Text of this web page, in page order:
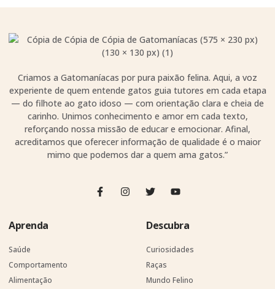
Criamos a Gatomaníacas por pura paixão felina. Aqui, a voz
experiente de quem entende gatos guia tutores em cada etapa
— do filhote ao gato idoso — com orientação clara e cheia de
carinho. Unimos conhecimento e amor em cada texto,
reforçando nossa missão de educar e emocionar. Afinal,
acreditamos que oferecer informação de qualidade é o maior
mimo que podemos dar a quem ama gatos.”
Aprenda
Saúde
Comportamento
Alimentação
Descubra
Curiosidades
Raças
Mundo Felino